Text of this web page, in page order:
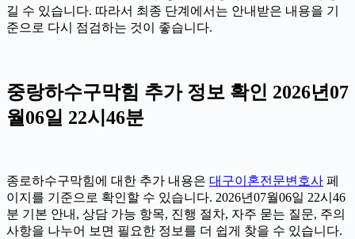
길 수 있습니다. 따라서 최종 단계에서는 안내받은 내용을 기
준으로 다시 점검하는 것이 좋습니다.
중랑하수구막힘 추가 정보 확인 2026년07
월06일 22시46분
종로하수구막힘에 대한 추가 내용은 대구이혼전문변호사 페
이지를 기준으로 확인할 수 있습니다. 2026년07월06일 22시46
분 기본 안내, 상담 가능 항목, 진행 절차, 자주 묻는 질문, 주의
사항을 나누어 보면 필요한 정보를 더 쉽게 찾을 수 있습니다.